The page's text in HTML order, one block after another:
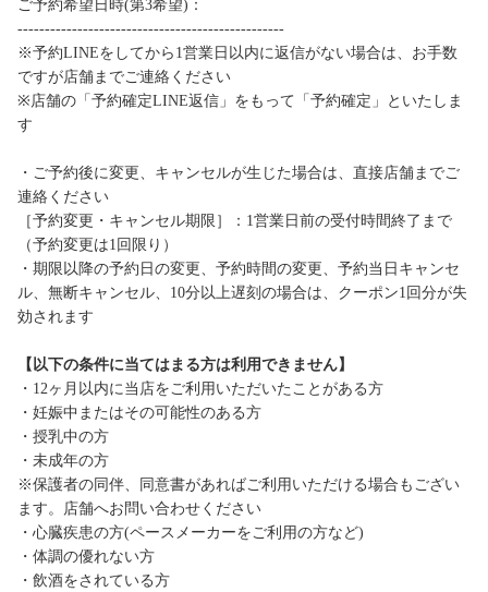
ご予約希望日時(第3希望)：
-------------------------------------------------
※予約LINEをしてから1営業日以内に返信がない場合は、お手数
ですが店舗までご連絡ください
※店舗の「予約確定LINE返信」をもって「予約確定」といたしま
す
・ご予約後に変更、キャンセルが生じた場合は、直接店舗までご
連絡ください
［予約変更・キャンセル期限］：1営業日前の受付時間終了まで
（予約変更は1回限り）
・期限以降の予約日の変更、予約時間の変更、予約当日キャンセ
ル、無断キャンセル、10分以上遅刻の場合は、クーポン1回分が失
効されます
【以下の条件に当てはまる方は利用できません】
・12ヶ月以内に当店をご利用いただいたことがある方
・妊娠中またはその可能性のある方
・授乳中の方
・未成年の方
※保護者の同伴、同意書があればご利用いただける場合もござい
ます。店舗へお問い合わせください
・心臓疾患の方(ペースメーカーをご利用の方など)
・体調の優れない方
・飲酒をされている方